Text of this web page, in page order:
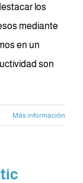
los
mediante
en un
son
Más información